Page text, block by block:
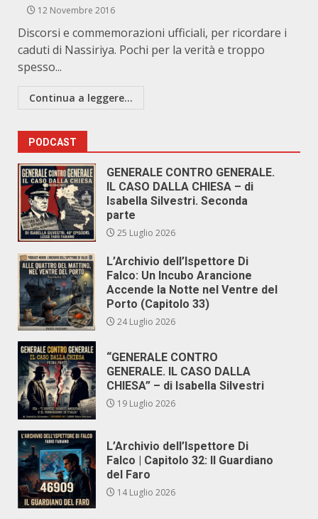
12 Novembre 2016
Discorsi e commemorazioni ufficiali, per ricordare i
caduti di Nassiriya. Pochi per la verità e troppo
spesso...
Continua a leggere...
PODCAST
GENERALE CONTRO GENERALE.
IL CASO DALLA CHIESA – di
Isabella Silvestri. Seconda
parte
25 Luglio 2026
L’Archivio dell’Ispettore Di
Falco: Un Incubo Arancione
Accende la Notte nel Ventre del
Porto (Capitolo 33)
24 Luglio 2026
“GENERALE CONTRO
GENERALE. IL CASO DALLA
CHIESA” – di Isabella Silvestri
19 Luglio 2026
L’Archivio dell’Ispettore Di
Falco | Capitolo 32: Il Guardiano
del Faro
14 Luglio 2026